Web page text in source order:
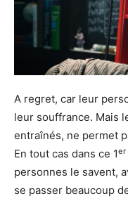
A regret, car leur
leur souffrance. Mais
entraînés, ne permet
En tout cas dans ce 1er
personnes le savent,
se passer beaucoup